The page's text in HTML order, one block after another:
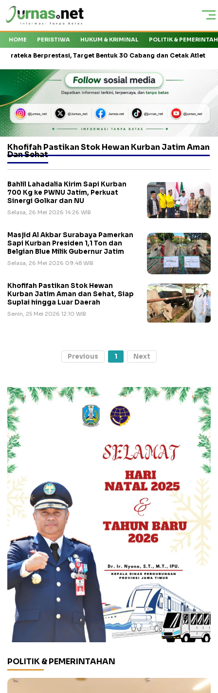
HOME PERISTIWA HUKUM & KRIMINAL POLITIK &
Target Bentuk 30 Cabang dan Cetak Atlet Nasional
Khofifah Pastikan Stok Hewan Kurban Jatim Aman
Dan Sehat
Bahlil Lahadalia Kirim Sapi Kurban
700 Kg ke PWNU Jatim, Perkuat
Sinergi Golkar dan NU
Selasa, 26 Mei 2026 14:26 WIB
Masjid Al Akbar Surabaya Pamerkan
Sapi Kurban Presiden 1,1 Ton dan
Belgian Blue Milik Gubernur Jatim
Selasa, 26 Mei 2026 09:48 WIB
Khofifah Pastikan Stok Hewan
Kurban Jatim Aman dan Sehat, Siap
Suplai hingga Luar Daerah
Senin, 25 Mei 2026 12:10 WIB
Previous 1 Next
POLITIK & PEMERINTAHAN